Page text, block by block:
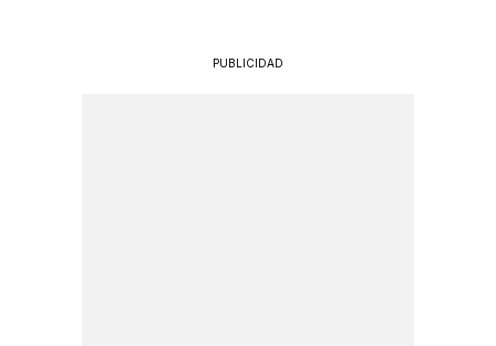
PUBLICIDAD